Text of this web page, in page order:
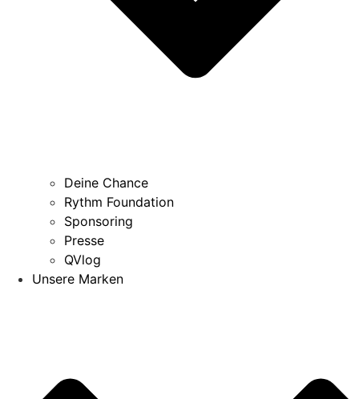
Deine Chance
Rythm Foundation
Sponsoring
Presse
QVlog
Unsere Marken